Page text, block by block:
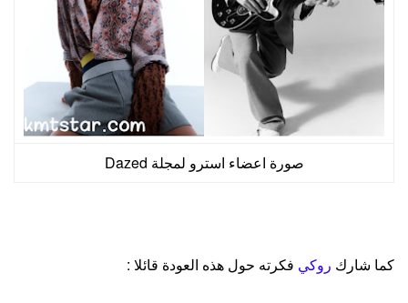
صورة اعضاء استرو لمجلة Dazed
كما شارك روكي فكرته حول هذه العودة قائلا :